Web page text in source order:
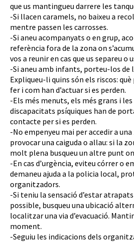
que us mantingueu darrere les
-Si llacen caramels, no baixeu a
mentre passen les carrosses.
-Si aneu acompanyats o en grup,
referència fora de la zona on
vos a reunir en cas que us separeu o
-Si aneu amb infants, porteu-los de
Expliqueu-li quins són els riscos:
fer i com han d’actuar si es perden.
-Els més menuts, els més grans i
discapacitats psíquiques han de
contacte per si es perden.
-No empenyeu mai per accedir a
provocar una caiguda o allau: si la
molt plena busqueu un altre punt
-En cas d’urgència, eviteu córrer o
demaneu ajuda a la policia local,
organitzadors.
-Si teniu la sensació d’estar
possible, busqueu una ubicació
localitzar una via d’evacuació.
moment.
-Seguiu les indicacions dels